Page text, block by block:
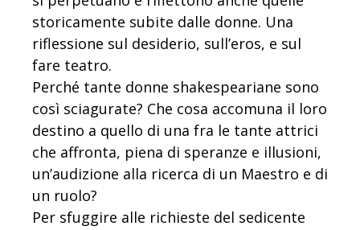
storicamente subite dalle donne. Una
riflessione sul desiderio, sull’eros, e sul
fare teatro.
Perché tante donne shakespeariane sono
così sciagurate? Che cosa accomuna il loro
destino a quello di una fra le tante attrici
che affronta, piena di speranze e illusioni,
un’audizione alla ricerca di un Maestro e di
un ruolo?
Per sfuggire alle richieste del sedicente